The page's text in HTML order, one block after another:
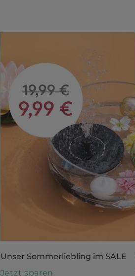
Unser Sommerliebling im SALE
Jetzt sparen